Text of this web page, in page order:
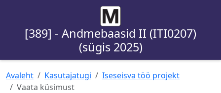
[389] - Andmebaasid II (ITI0207)
(sügis 2025)
Avaleht Kasutajatugi
Iseseisva töö projekt
Vaata küsimust